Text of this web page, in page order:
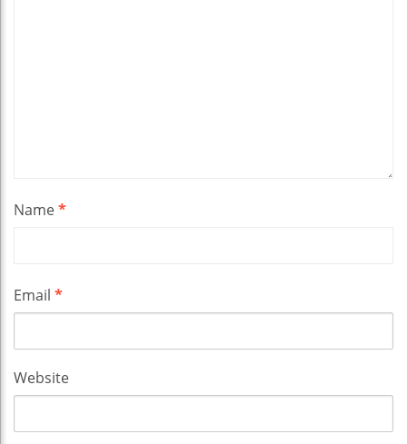
Name*
Email *
Website